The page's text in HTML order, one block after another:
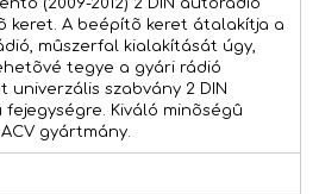
(2009-2012) 2 DIN autórádió
keret. A beépítõ keret átalakítja a
mûszerfal kialakítását úgy,
tegye a gyári rádió
univerzális szabvány 2 DIN
fejegységre. Kiváló minõségû
gyártmány.